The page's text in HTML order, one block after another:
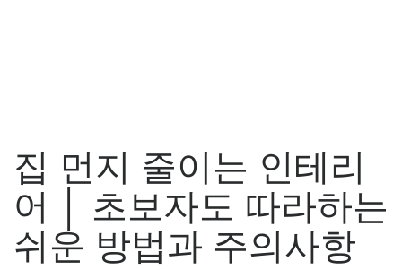
집 먼지 줄이는 인테리
어 │ 초보자도 따라하는
쉬운 방법과 주의사항